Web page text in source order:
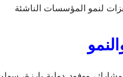
لنمو المؤسسات الناشئة